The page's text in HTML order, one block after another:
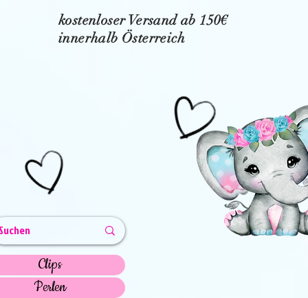
kostenloser Versand ab 150€
innerhalb Österreich
Clips
Perlen